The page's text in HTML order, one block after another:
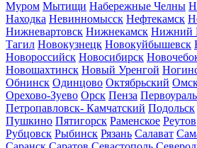
Муром Мытищи Набережные Челны
Находка Невинномысск Нефтекамск
Нижневартовск Нижнекамск Нижний
Тагил Новокузнецк Новокуйбышевск
Новороссийск Новосибирск
Новошахтинск Новый Уренгой
Обнинск Одинцово Октябрьский
Орехово-Зуево Орск Пенза
Петропавловск- Камчатский Подольск
Пушкино Пятигорск Раменское Реутов
Рубцовск Рыбинск Рязань Салават